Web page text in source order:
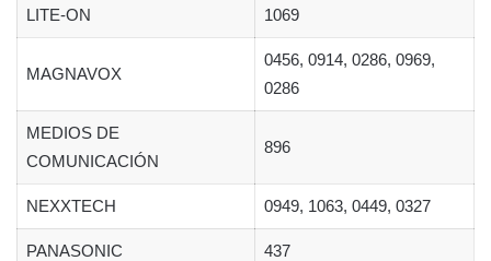
LITE-ON 1069
MAGNAVOX
0456, 0914, 0286, 0969,
0286
MEDIOS DE
COMUNICACIÓN
896
NEXXTECH 0949, 1063, 0449, 0327
PANASONIC 437